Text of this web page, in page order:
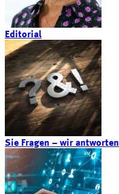
Editorial
Sie Fragen – wir antworten